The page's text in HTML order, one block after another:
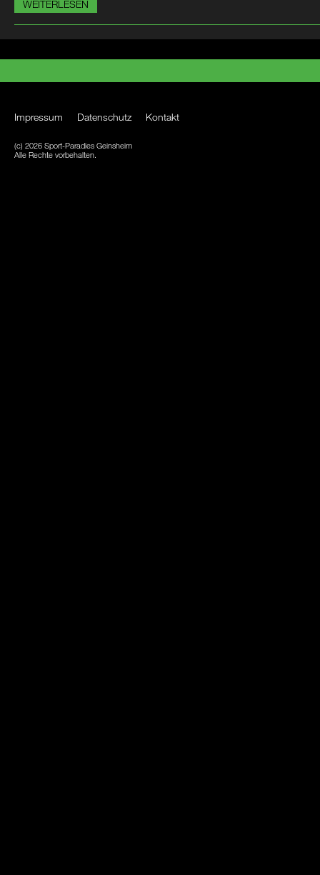
WEITERLESEN
Impressum Datenschutz Kontakt
(c) 2026 Sport-Paradies Geinsheim
Alle Rechte vorbehalten.